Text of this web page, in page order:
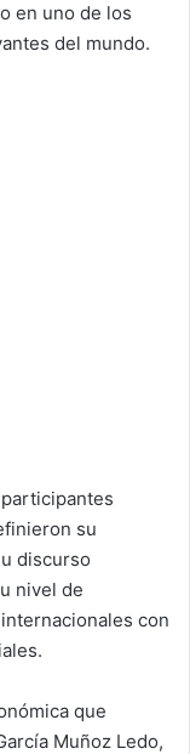
en uno de los
del mundo.
su
discurso
nivel de
con
que
Muñoz Ledo,